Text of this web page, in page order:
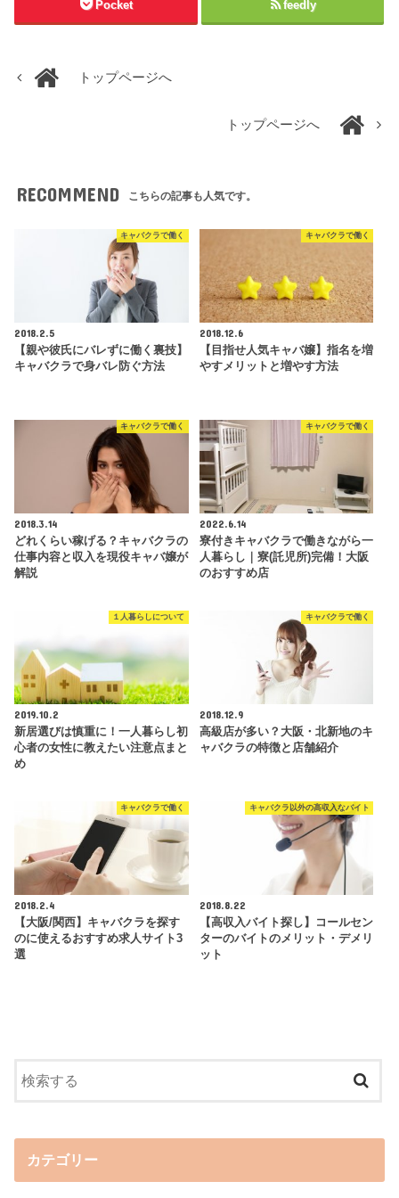
Pocket feedly
トップページへ
トップページへ
RECOMMEND こちらの記事も人気です。
キャバクラで働く
2018.2.5
【親や彼氏にバレずに働く裏技】
キャバクラで身バレ防ぐ方法
キャバクラで働く
2018.12.6
【目指せ人気キャバ嬢】指名を増
やすメリットと増やす方法
キャバクラで働く
2018.3.14
どれくらい稼げる？キャバクラの
仕事内容と収入を現役キャバ嬢が
解説
キャバクラで働く
2022.6.14
寮付きキャバクラで働きながら一
人暮らし｜寮(託児所)完備！大阪
のおすすめ店
１人暮らしについて
2019.10.2
新居選びは慎重に！一人暮らし初
心者の女性に教えたい注意点まと
め
キャバクラで働く
2018.12.9
高級店が多い？大阪・北新地のキ
ャバクラの特徴と店舗紹介
キャバクラで働く
2018.2.4
【大阪/関西】キャバクラを探す
のに使えるおすすめ求人サイト3
選
キャバクラ以外の高収入なバイト
2018.8.22
【高収入バイト探し】コールセン
ターのバイトのメリット・デメリ
ット
カテゴリー